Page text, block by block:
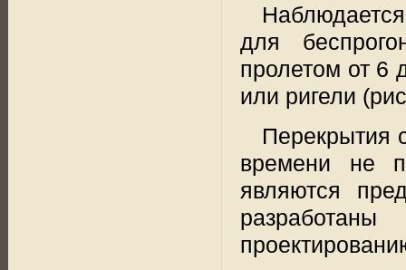
для
пролетом от 6
или ригели
Перекрытия
времени не
являются
разработаны